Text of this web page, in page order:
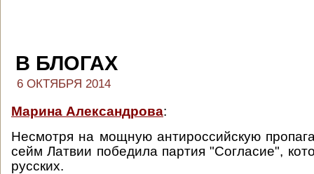
В БЛОГАХ
6 ОКТЯБРЯ 2014
Марина Александрова:
Несмотря на мощную антироссийскую
сейм Латвии победила партия "Согласие",
русских.